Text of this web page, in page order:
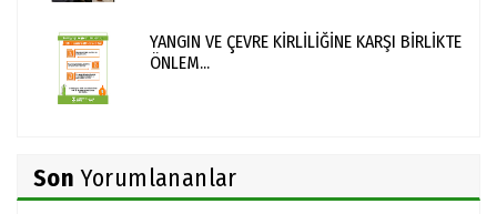
YANGIN VE ÇEVRE KİRLİLİĞİNE KARŞI BİRLİKTE
ÖNLEM...
Son Yorumlananlar